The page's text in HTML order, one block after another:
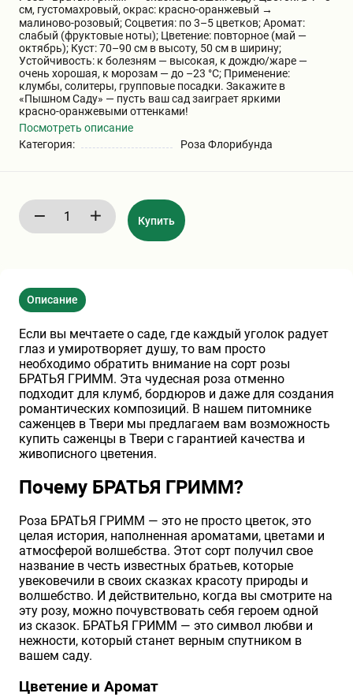
Шарафуга
Бирючина
Плющ
Овсяница
ПАМПАСНАЯ ТРАВА
(КОРТАДЕРИЯ)
Экзотические растения
Декоративные саженцы
Комнатные растения
Клематис
Хризантемы саженцы
Зелень и пряные травы
см, густомахровый, окрас: красно‑оранжевый →
малиново‑розовый; Соцветия: по 3–5 цветков; Аромат:
слабый (фруктовые ноты); Цветение: повторное (май —
октябрь); Куст: 70–90 см в высоту, 50 см в ширину;
Устойчивость: к болезням — высокая, к дождю/жаре —
очень хорошая, к морозам — до –23 °C; Применение:
клумбы, солитеры, групповые посадки. Закажите в
«Пышном Саду» — пусть ваш сад заиграет яркими
красно‑оранжевыми оттенками!
Посмотреть описание
Категория:
Роза Флорибунда
Купить
Описание
Если вы мечтаете о саде, где каждый уголок радует
глаз и умиротворяет душу, то вам просто
необходимо обратить внимание на сорт розы
БРАТЬЯ ГРИММ. Эта чудесная роза отменно
подходит для клумб, бордюров и даже для создания
романтических композиций. В нашем питомнике
саженцев в Твери мы предлагаем вам возможность
купить саженцы в Твери с гарантией качества и
живописного цветения.
Почему БРАТЬЯ ГРИММ?
Роза БРАТЬЯ ГРИММ — это не просто цветок, это
целая история, наполненная ароматами, цветами и
атмосферой волшебства. Этот сорт получил свое
название в честь известных братьев, которые
увековечили в своих сказках красоту природы и
волшебство. И действительно, когда вы смотрите на
эту розу, можно почувствовать себя героем одной
из сказок. БРАТЬЯ ГРИММ — это символ любви и
нежности, который станет верным спутником в
вашем саду.
Цветение и Аромат